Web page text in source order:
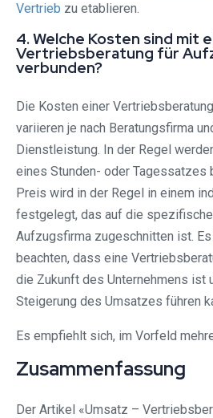
Vertrieb zu etablieren.
4. Welche Kosten sind mit
Vertriebsberatung für
verbunden?
Die Kosten einer
variieren je nach Beratungsfirma
Dienstleistung. In der Regel
eines Stunden- oder Tagessatzes
Preis wird in der Regel in einem
festgelegt, das auf die
Aufzugsfirma zugeschnitten ist.
beachten, dass eine
die Zukunft des Unternehmens ist
Steigerung des Umsatzes führen
Es empfiehlt sich, im Vorfeld
Zusammenfassung
Der Artikel «Umsatz –